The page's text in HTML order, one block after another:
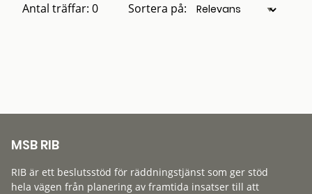
Antal träffar: 0 Sortera på:
MSB RIB
RIB är ett beslutsstöd för räddningstjänst som ger stöd
hela vägen från planering av framtida insatser till att